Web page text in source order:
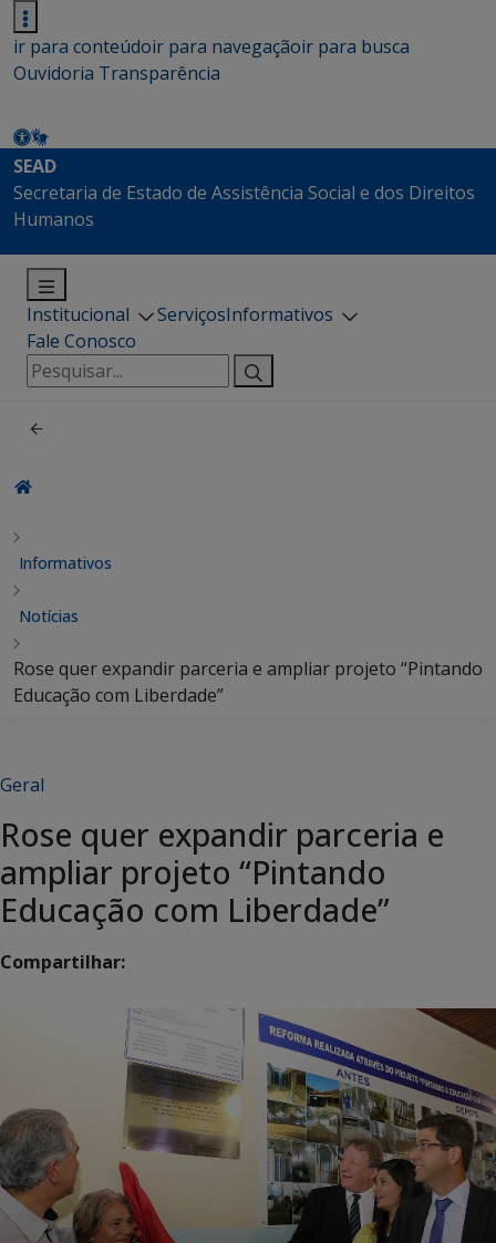
ir para conteúdoir para navegaçãoir para busca
Ouvidoria Transparência
SEAD
Secretaria de Estado de Assistência Social e dos Direitos
Humanos
Institucional ServiçosInformativos
Fale Conosco
Pesquisar
por:
Informativos
Notícias
Rose quer expandir parceria e ampliar projeto “Pintando
Educação com Liberdade”
Geral
Rose quer expandir parceria e
ampliar projeto “Pintando
Educação com Liberdade”
Compartilhar: